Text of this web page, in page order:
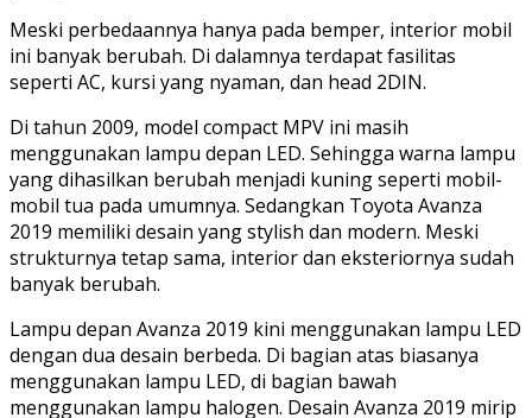
Meski perbedaannya hanya pada bemper, interior mobil
ini banyak berubah. Di dalamnya terdapat fasilitas
seperti AC, kursi yang nyaman, dan head 2DIN.
Di tahun 2009, model compact MPV ini masih
menggunakan lampu depan LED. Sehingga warna lampu
yang dihasilkan berubah menjadi kuning seperti mobil-
mobil tua pada umumnya. Sedangkan Toyota Avanza
2019 memiliki desain yang stylish dan modern. Meski
strukturnya tetap sama, interior dan eksteriornya sudah
banyak berubah.
Lampu depan Avanza 2019 kini menggunakan lampu LED
dengan dua desain berbeda. Di bagian atas biasanya
menggunakan lampu LED, di bagian bawah
menggunakan lampu halogen. Desain Avanza 2019 mirip